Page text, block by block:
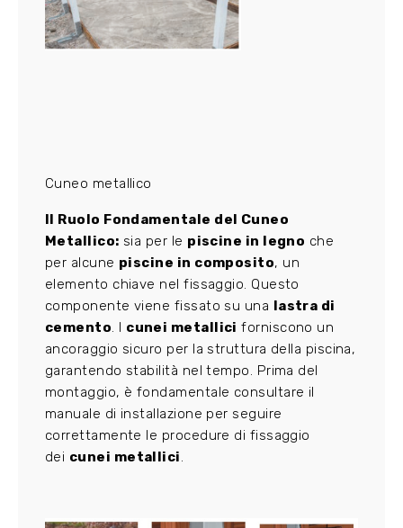
Cuneo metallico
Il Ruolo Fondamentale del Cuneo
Metallico: sia per le piscine in legno che
per alcune piscine in composito, un
elemento chiave nel fissaggio. Questo
componente viene fissato su una lastra di
cemento . I cunei metallici forniscono un
ancoraggio sicuro per la struttura della piscina,
garantendo stabilità nel tempo. Prima del
montaggio, è fondamentale consultare il
manuale di installazione per seguire
correttamente le procedure di fissaggio
dei cunei metallici